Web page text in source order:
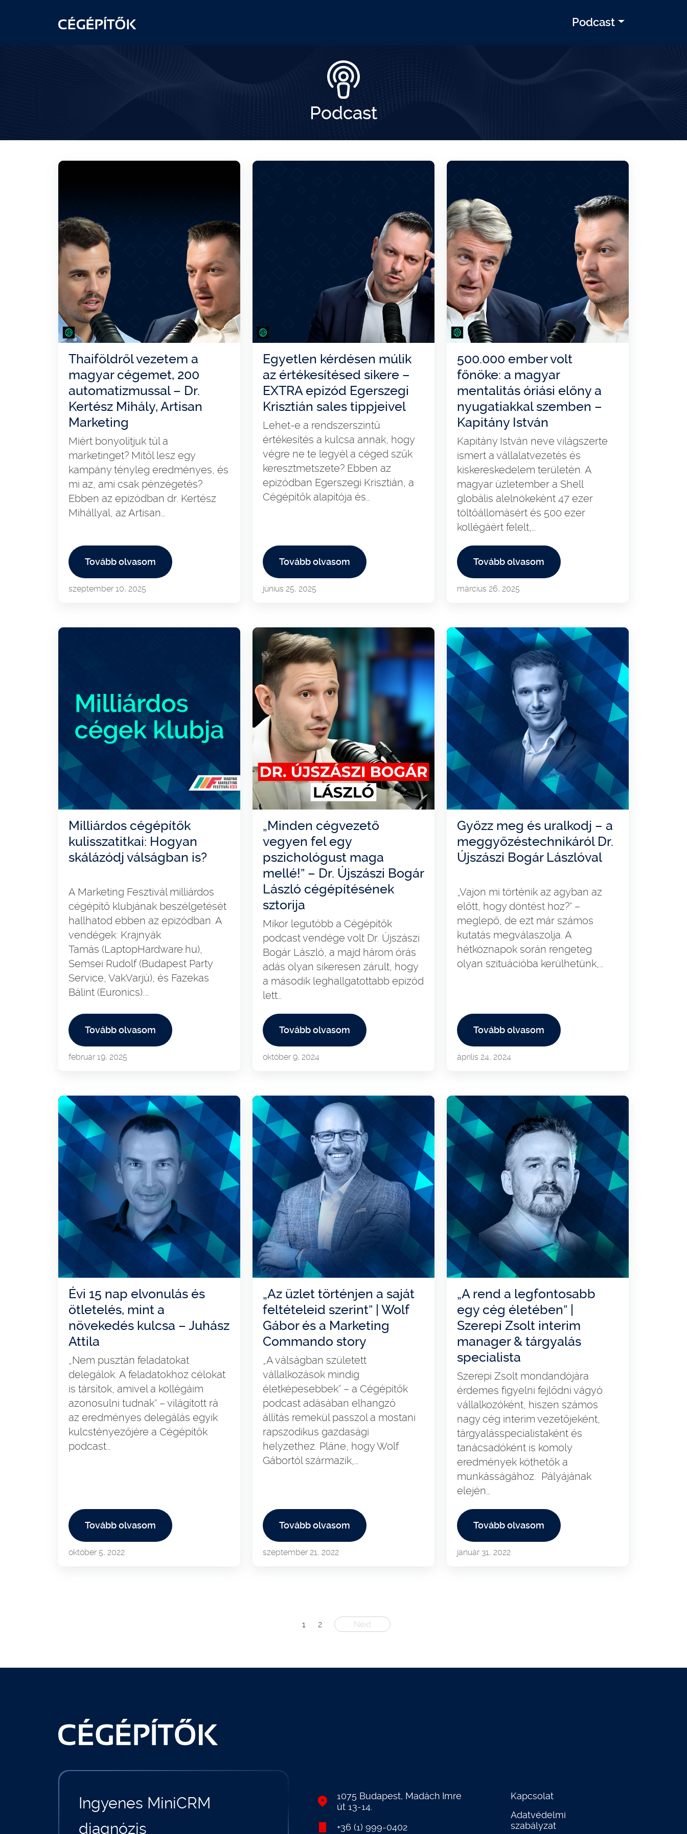
Podcast
Podcast
Thaiföldről vezetem a
magyar cégemet, 200
automatizmussal – Dr.
Kertész Mihály, Artisan
Marketing
Miért bonyolítjuk túl a
marketinget? Mitől lesz egy
kampány tényleg eredményes, és
mi az, ami csak pénzégetés?
Ebben az epizódban dr. Kertész
Mihállyal, az Artisan…
Tovább olvasom
szeptember 10, 2025
Egyetlen kérdésen múlik
az értékesítésed sikere –
EXTRA epizód Egerszegi
Krisztián sales tippjeivel
Lehet-e a rendszerszintű
értékesítés a kulcsa annak, hogy
végre ne te legyél a céged szűk
keresztmetszete? Ebben az
epizódban Egerszegi Krisztián, a
Cégépítők alapítója és…
Tovább olvasom
június 25, 2025
500.000 ember volt
főnöke: a magyar
mentalitás óriási előny a
nyugatiakkal szemben –
Kapitány István
Kapitány István neve világszerte
ismert a vállalatvezetés és
kiskereskedelem területén. A
magyar üzletember a Shell
globális alelnökeként 47 ezer
töltőállomásért és 500 ezer
kollégáért felelt,…
Tovább olvasom
március 26, 2025
Milliárdos cégépítők
kulisszatitkai: Hogyan
skálázódj válságban is?
A Marketing Fesztivál milliárdos
cégépítő klubjának beszélgetését
hallhatod ebben az epizódban. A
vendégek: Krajnyák
Tamás (LaptopHardware.hu),
Semsei Rudolf (Budapest Party
Service, VakVarjú), és Fazekas
Bálint (Euronics).…
Tovább olvasom
február 19, 2025
„Minden cégvezető
vegyen fel egy
pszichológust maga
mellé!” – Dr. Újszászi Bogár
László cégépítésének
sztorija
Mikor legutóbb a Cégépítők
podcast vendége volt Dr. Újszászi
Bogár László, a majd három órás
adás olyan sikeresen zárult, hogy
a második leghallgatottabb epizód
lett…
Tovább olvasom
október 9, 2024
Győzz meg és uralkodj – a
meggyőzéstechnikáról Dr.
Újszászi Bogár Lászlóval
„Vajon mi történik az agyban az
előtt, hogy döntést hoz?” –
meglepő, de ezt már számos
kutatás megválaszolja. A
hétköznapok során rengeteg
olyan szituációba kerülhetünk,…
Tovább olvasom
április 24, 2024
Évi 15 nap elvonulás és
ötletelés, mint a
növekedés kulcsa – Juhász
Attila
„Nem pusztán feladatokat
delegálok. A feladatokhoz célokat
is társítok, amivel a kollégáim
azonosulni tudnak” – világított rá
az eredményes delegálás egyik
kulcstényezőjére a Cégépítők
podcast…
Tovább olvasom
október 5, 2022
„Az üzlet történjen a saját
feltételeid szerint” | Wolf
Gábor és a Marketing
Commando story
„A válságban született
vállalkozások mindig
életképesebbek” – a Cégépítők
podcast adásában elhangzó
állítás remekül passzol a mostani
rapszodikus gazdasági
helyzethez. Pláne, hogy Wolf
Gábortól származik,…
Tovább olvasom
szeptember 21, 2022
„A rend a legfontosabb
egy cég életében” |
Szerepi Zsolt interim
manager & tárgyalás
specialista
Szerepi Zsolt mondandójára
érdemes figyelni fejlődni vágyó
vállalkozóként, hiszen számos
nagy cég interim vezetőjeként,
tárgyalásspecialistaként és
tanácsadóként is komoly
eredmények köthetők a
munkásságához. Pályájának
elején…
Tovább olvasom
január 31, 2022
Posts
1 2 Next
Ingyenes MiniCRM
diagnózis
1075 Budapest, Madách Imre
út 13-14.
+36 (1) 999-0402
Kapcsolat
Adatvédelmi
szabályzat